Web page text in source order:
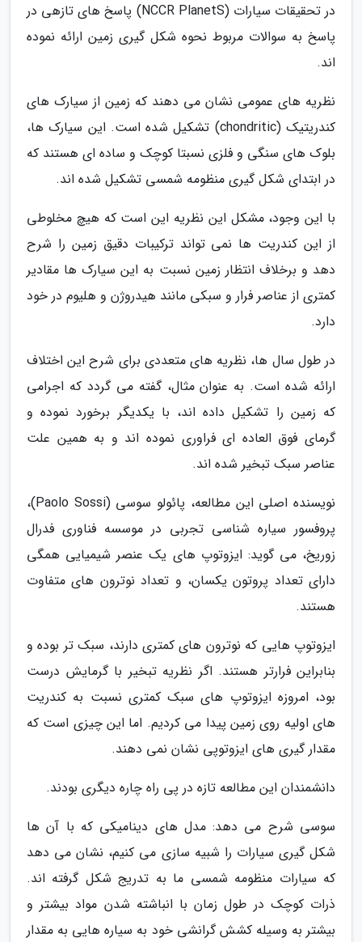
در تحقیقات سیارات (NCCR PlanetS) پاسخ های تازهی در
پاسخ به سوالات مربوط نحوه شکل گیری زمین ارائه نموده
اند.
نظریه های عمومی نشان می دهند که زمین از سیارک های
کندریتیک (chondritic) تشکیل شده است. این سیارک ها،
بلوک های سنگی و فلزی نسبتا کوچک و ساده ای هستند که
در ابتدای شکل گیری منظومه شمسی تشکیل شده اند.
با این وجود، مشکل این نظریه این است که هیچ مخلوطی
از این کندریت ها نمی تواند ترکیبات دقیق زمین را شرح
دهد و برخلاف انتظار زمین نسبت به این سیارک ها مقادیر
کمتری از عناصر فرار و سبکی مانند هیدروژن و هلیوم در خود
دارد.
در طول سال ها، نظریه های متعددی برای شرح این اختلاف
ارائه شده است. به عنوان مثال، گفته می گردد که اجرامی
که زمین را تشکیل داده اند، با یکدیگر برخورد نموده و
گرمای فوق العاده ای فراوری نموده اند و به همین علت
عناصر سبک تبخیر شده اند.
نویسنده اصلی این مطالعه، پائولو سوسی (Paolo Sossi)،
پروفسور سیاره شناسی تجربی در موسسه فناوری فدرال
زوریخ، می گوید: ایزوتوپ های یک عنصر شیمیایی همگی
دارای تعداد پروتون یکسان، و تعداد نوترون های متفاوت
هستند.
ایزوتوپ هایی که نوترون های کمتری دارند، سبک تر بوده و
بنابراین فرارتر هستند. اگر نظریه تبخیر با گرمایش درست
بود، امروزه ایزوتوپ های سبک کمتری نسبت به کندریت
های اولیه روی زمین پیدا می کردیم. اما این چیزی است که
مقدار گیری های ایزوتوپی نشان نمی دهند.
دانشمندان این مطالعه تازه در پی راه چاره دیگری بودند.
سوسی شرح می دهد: مدل های دینامیکی که با آن ها
شکل گیری سیارات را شبیه سازی می کنیم، نشان می دهد
که سیارات منظومه شمسی ما به تدریج شکل گرفته اند.
ذرات کوچک در طول زمان با انباشته شدن مواد بیشتر و
بیشتر به وسیله کشش گرانشی خود به سیاره هایی به مقدار